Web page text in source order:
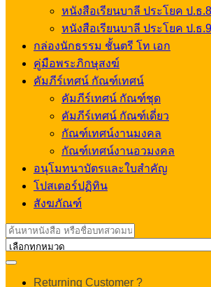
หนังสือเรียนบาลี ประโยค ป.ธ.8
หนังสือเรียนบาลี ประโยค ป.ธ.9
กล่องนักธรรม ชั้นตรี โท เอก
คู่มือพระภิกษุสงฆ์
คัมภีร์เทศน์ กัณฑ์เทศน์
คัมภีร์เทศน์ กัณฑ์ชุด
คัมภีร์เทศน์ กัณฑ์เดี่ยว
กัณฑ์เทศน์งานมงคล
กัณฑ์เทศน์งานอวมงคล
อนุโมทนาบัตรและใบสำคัญ
โปสเตอร์ปฏิทิน
สังฆภัณฑ์
Search
for:
Returning Customer ?